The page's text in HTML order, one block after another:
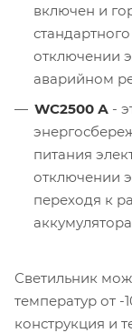
включен и
отключении
аварийном
WC2500 А -
питания
отключении
переходя к
Светильник
температур от
конструкция и